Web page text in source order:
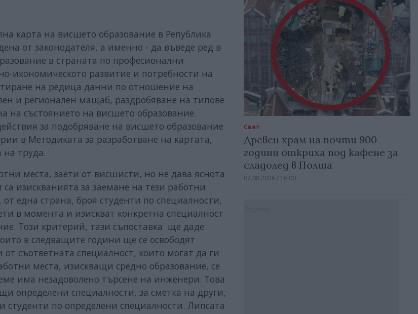
карта на висшето образование в Република
от законодателя, а именно - да въведе ред в
в страната по професионални
икономическото развитие и потребности на
на редица данни по отношение на
и регионален мащаб, раздробяване на типове
на състоянието на висшето образование.
за подобряване на висшето образование
в Методиката за разработване на картата,
на труда.
места, заети от висшисти, но не дава яснота
изискванията за заемане на тези работни
една страна, броя студенти по специалности,
в момента и изискват конкретна специалност
Този критерий, тази съпоставка ще даде
в следващите години ще се освободят
съответната специалност, които могат да ги
места, изискващи средно образование, се
има незадоволено търсене на инженери. Това
определени специалности, за сметка на други,
по определени специалности. Липсата
Свят
Древен храм на почти 900
години откриха под кафене за
сладолед в Полша
07.08.2026 / 16:00